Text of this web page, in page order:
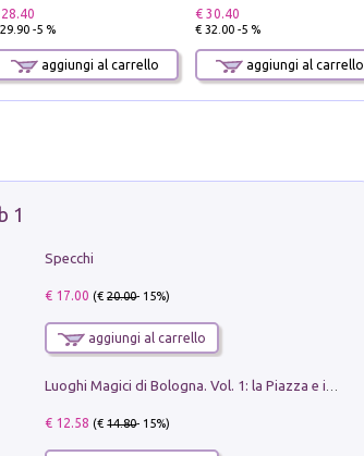
-5 %
aggiungi al carrello
€ 30.40
€ 32.00 -5 %
aggiungi al carrello
1
Specchi
€ 17.00 (€20.00- 15%)
aggiungi al carrello
€ 12.58 (€14.80- 15%)